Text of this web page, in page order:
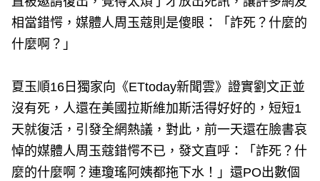
相當錯愕，媒體人周玉蔻則是傻眼：「詐死？什麼的
什麼啊？」
夏玉順16日獨家向《ETtoday新聞雲》證實劉文正並
沒有死，人還在美國拉斯維加斯活得好好的，短短1
天就復活，引發全網熱議，對此，前一天還在臉書哀
悼的媒體人周玉蔻錯愕不已，發文直呼：「詐死？什
麼的什麼啊？連瓊瑤阿姨都拖下水！」還PO出數個